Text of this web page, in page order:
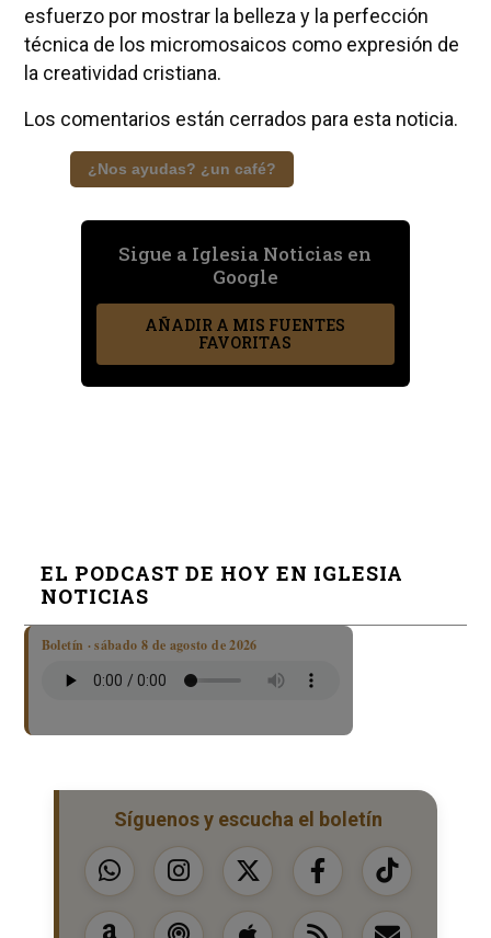
esfuerzo por mostrar la belleza y la perfección
técnica de los micromosaicos como expresión de
la creatividad cristiana.
Los comentarios están cerrados para esta noticia.
¿Nos ayudas? ¿un café?
Sigue a Iglesia Noticias en
Google
AÑADIR A MIS FUENTES
FAVORITAS
EL PODCAST DE HOY EN IGLESIA
NOTICIAS
Boletín · sábado 8 de agosto de 2026
Síguenos y escucha el boletín